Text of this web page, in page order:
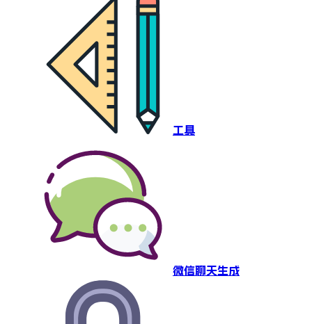
工具
微信聊天生成